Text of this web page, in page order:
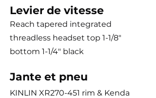
Levier de vitesse
Reach tapered integrated
threadless headset top 1-1/8"
bottom 1-1/4" black
Jante et pneu
KINLIN XR270-451 rim & Kenda